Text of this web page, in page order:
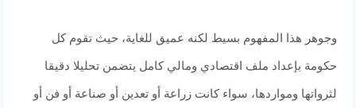
وجوهر هذا المفهوم بسيط لكنه عميق للغاية، حيث تقوم كل
حكومة بإعداد ملف اقتصادي ومالي كامل يتضمن تحليلا دقيقا
لثرواتها ومواردها، سواء كانت زراعة أو تعدين أو صناعة أو فن أو